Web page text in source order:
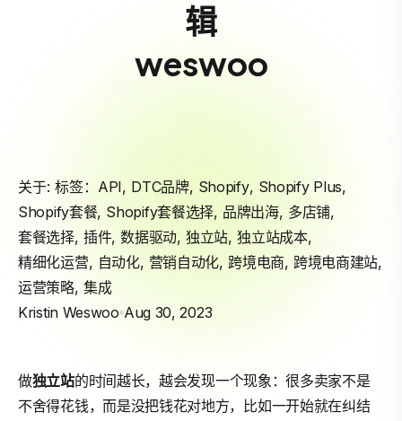
辑
weswoo
关于: 标签： API, DTC品牌, Shopify, Shopify Plus,
Shopify套餐, Shopify套餐选择, 品牌出海, 多店铺,
套餐选择, 插件,数据驱动,独立站,独立站成本,
精细化运营, 自动化, 营销自动化, 跨境电商, 跨境电商建站,
运营策略, 集成
Kristin Weswoo Aug 30, 2023
做独立站的时间越长，越会发现一个现象：很多卖家不是
不舍得花钱，而是没把钱花对地方，比如一开始就在纠结